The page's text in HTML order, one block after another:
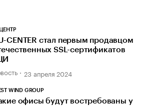
CENTER стал первым продавцом
SSL-сертификатов
23 апреля 2024
WIND GROUP
офисы будут востребованы у